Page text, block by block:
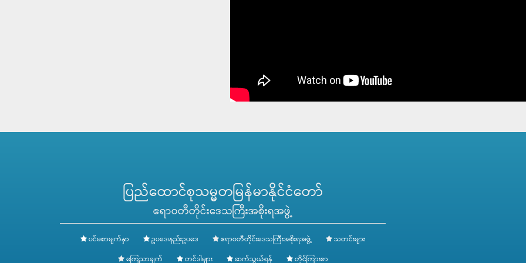
ပြည်ထောင်စုသမ္မတမြန်မာနိုင်ငံတော်
ဧရာဝတီတိုင်းဒေသကြီးအစိုးရအဖွဲ့
ပင်မစာမျက်နှာ ဥပဒေ၊နည်းဥပဒေ ဧရာဝတီတိုင်းဒေသကြီးအစိုးရအဖွဲ့
သတင်းများ
ကြေညာချက်
တင်ဒါများ ဆက်သွယ်ရန် တိုင်ကြားစာ